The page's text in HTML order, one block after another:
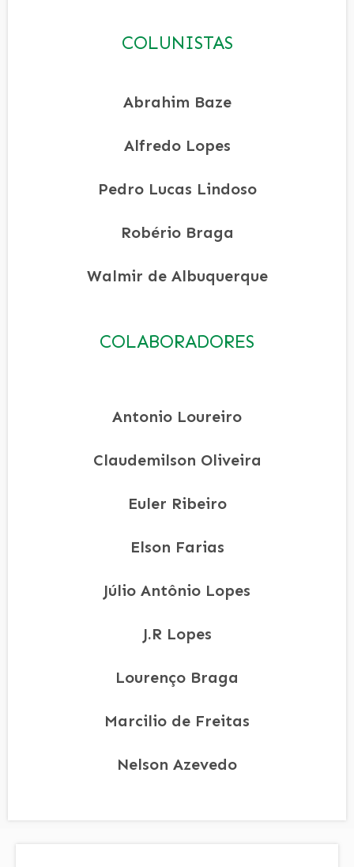
COLUNISTAS
Abrahim Baze
Alfredo Lopes
Pedro Lucas Lindoso
Robério Braga
Walmir de Albuquerque
COLABORADORES
Antonio Loureiro
Claudemilson Oliveira
Euler Ribeiro
Elson Farias
Júlio Antônio Lopes
J.R Lopes
Lourenço Braga
Marcilio de Freitas
Nelson Azevedo